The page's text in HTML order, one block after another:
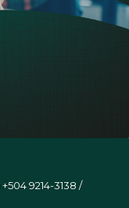
+504 9214-3138 /